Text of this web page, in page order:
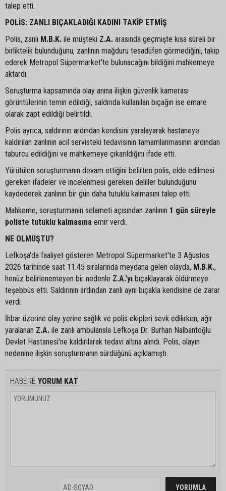
talep etti.
POLİS: ZANLI BIÇAKLADIĞI KADINI TAKİP ETMİŞ
Polis, zanlı M.B.K. ile müşteki Z.A. arasında geçmişte kısa süreli bir
birliktelik bulunduğunu, zanlının mağduru tesadüfen görmediğini, takip
ederek Metropol Süpermarket'te bulunacağını bildiğini mahkemeye
aktardı.
Soruşturma kapsamında olay anına ilişkin güvenlik kamerası
görüntülerinin temin edildiği, saldırıda kullanılan bıçağın ise emare
olarak zapt edildiği belirtildi.
Polis ayrıca, saldırının ardından kendisini yaralayarak hastaneye
kaldırılan zanlının acil servisteki tedavisinin tamamlanmasının ardından
taburcu edildiğini ve mahkemeye çıkarıldığını ifade etti.
Yürütülen soruşturmanın devam ettiğini belirten polis, elde edilmesi
gereken ifadeler ve incelenmesi gereken deliller bulunduğunu
kaydederek zanlının bir gün daha tutuklu kalmasını talep etti.
Mahkeme, soruşturmanın selameti açısından zanlının 1 gün süreyle
poliste tutuklu kalmasına emir verdi.
NE OLMUŞTU?
Lefkoşa'da faaliyet gösteren Metropol Süpermarket'te 3 Ağustos
2026 tarihinde saat 11.45 sıralarında meydana gelen olayda, M.B.K.,
henüz belirlenemeyen bir nedenle Z.A.'yı bıçaklayarak öldürmeye
teşebbüs etti. Saldırının ardından zanlı aynı bıçakla kendisine de zarar
verdi.
İhbar üzerine olay yerine sağlık ve polis ekipleri sevk edilirken, ağır
yaralanan Z.A. ile zanlı ambulansla Lefkoşa Dr. Burhan Nalbantoğlu
Devlet Hastanesi'ne kaldırılarak tedavi altına alındı. Polis, olayın
nedenine ilişkin soruşturmanın sürdüğünü açıklamıştı.
HABERE YORUM KAT